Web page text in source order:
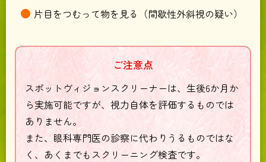
片目をつむって物を見る（間歇性外斜視の疑い）
ご注意点
スポットヴィジョンスクリーナーは、生後6か月か
ら実施可能ですが、視力自体を評価するものでは
ありません。
また、眼科専門医の診察に代わりうるものではな
く、あくまでもスクリーニング検査です。